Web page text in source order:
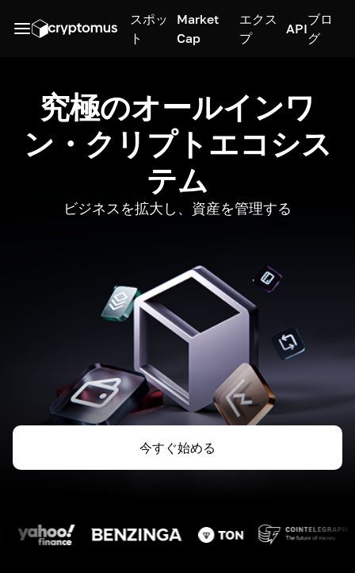
スポッ
ト
Market
Cap
エクス
プ
API
ブロ
グ
究極のオールインワ
ン・クリプトエコシス
テム
ビジネスを拡大し、資産を管理する
今すぐ始める